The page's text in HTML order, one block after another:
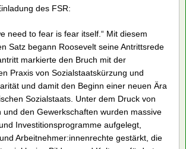
15.06. – 18.06.2021
wir einen solidarischen und
aus der Krise?“(in Präsenz, bzw. hybrid)
Sozialökonomie statt, auf die wir als
wollen.
hat zur Vorbereitung des
2021 die Grundidee des Fachschaftsrats
des historischen New Deals für
diskutieren. Ausgangspunkt ist, dass mit